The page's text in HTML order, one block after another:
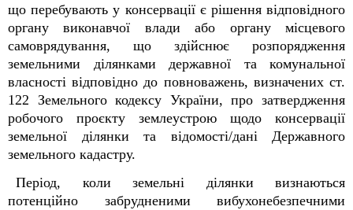
що перебувають у консервації є рішення відповідного
органу виконавчої влади або органу місцевого
самоврядування, що здійснює розпорядження
земельними ділянками державної та комунальної
власності відповідно до повноважень, визначених ст.
122 Земельного кодексу України, про затвердження
робочого проєкту землеустрою щодо консервації
земельної ділянки та відомості/дані Державного
земельного кадастру.
Період, коли земельні ділянки визнаються
потенційно забрудненими вибухонебезпечними